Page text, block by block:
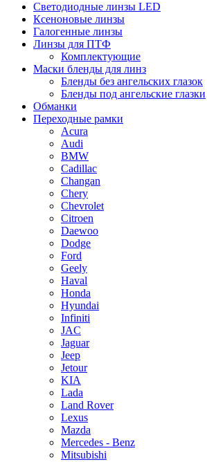
Светодиодные линзы LED
Ксеноновые линзы
Галогенные линзы
Линзы для ПТФ
Комплектующие
Маски бленды для линз
Бленды без ангельских глазок
Бленды под ангельские глазки
Обманки
Переходные рамки
Acura
Audi
BMW
Cadillac
Changan
Chery
Chevrolet
Citroen
Daewoo
Dodge
Ford
Geely
Haval
Honda
Hyundai
Infiniti
JAC
Jaguar
Jeep
Jetour
KIA
Lada
Land Rover
Lexus
Mazda
Mercedes - Benz
Mitsubishi